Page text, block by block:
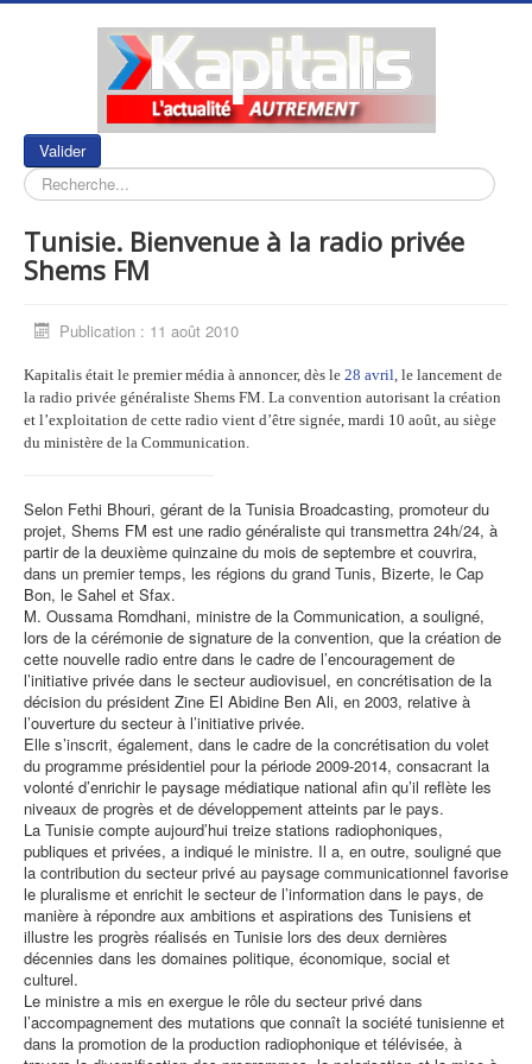
Valider
Tunisie. Bienvenue à la radio privée
Shems FM
Publication : 11 août 2010
Kapitalis était le premier média à annoncer, dès le 28 avril, le lancement de
la radio privée généraliste Shems FM. La convention autorisant la création
et l’exploitation de cette radio vient d’être signée, mardi 10 août, au siège
du ministère de la Communication.
Selon Fethi Bhouri, gérant de la Tunisia Broadcasting, promoteur du
projet, Shems FM est une radio généraliste qui transmettra 24h/24, à
partir de la deuxième quinzaine du mois de septembre et couvrira,
dans un premier temps, les régions du grand Tunis, Bizerte, le Cap
Bon, le Sahel et Sfax.
M. Oussama Romdhani, ministre de la Communication, a souligné,
lors de la cérémonie de signature de la convention, que la création de
cette nouvelle radio entre dans le cadre de l’encouragement de
l’initiative privée dans le secteur audiovisuel, en concrétisation de la
décision du président Zine El Abidine Ben Ali, en 2003, relative à
l’ouverture du secteur à l’initiative privée.
Elle s’inscrit, également, dans le cadre de la concrétisation du volet
du programme présidentiel pour la période 2009-2014, consacrant la
volonté d’enrichir le paysage médiatique national afin qu’il reflète les
niveaux de progrès et de développement atteints par le pays.
La Tunisie compte aujourd’hui treize stations radiophoniques,
publiques et privées, a indiqué le ministre. Il a, en outre, souligné que
la contribution du secteur privé au paysage communicationnel favorise
le pluralisme et enrichit le secteur de l’information dans le pays, de
manière à répondre aux ambitions et aspirations des Tunisiens et
illustre les progrès réalisés en Tunisie lors des deux dernières
décennies dans les domaines politique, économique, social et
culturel.
Le ministre a mis en exergue le rôle du secteur privé dans
l’accompagnement des mutations que connaît la société tunisienne et
dans la promotion de la production radiophonique et télévisée, à